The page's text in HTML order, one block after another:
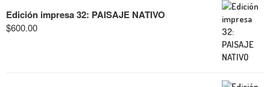
Edición impresa 32: PAISAJE NATIVO
$600.00